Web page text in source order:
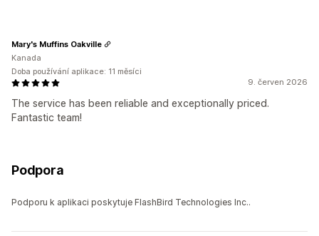
9. červen 2026
The service has been reliable and exceptionally priced.
Fantastic team!
Mary's Muffins Oakville
Kanada
Doba používání aplikace: 11 měsíci
Podpora
Podporu k aplikaci poskytuje FlashBird Technologies Inc..